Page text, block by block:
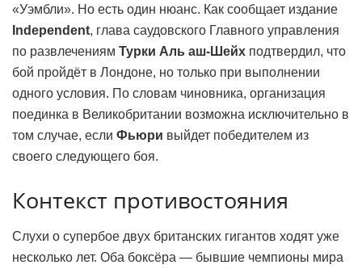
«Уэмбли». Но есть один нюанс. Как сообщает издание
Independent, глава саудовского Главного управления
по развлечениям Турки Аль аш-Шейх подтвердил, что
бой пройдёт в Лондоне, но только при выполнении
одного условия. По словам чиновника, организация
поединка в Великобритании возможна исключительно в
том случае, если Фьюри выйдет победителем из
своего следующего боя.
Контекст противостояния
Слухи о супербое двух британских гигантов ходят уже
несколько лет. Оба боксёра — бывшие чемпионы мира